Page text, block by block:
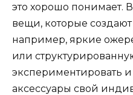
это хорошо понимает.
вещи, которые
например, яркие
или
экспериментировать
аксессуары свой